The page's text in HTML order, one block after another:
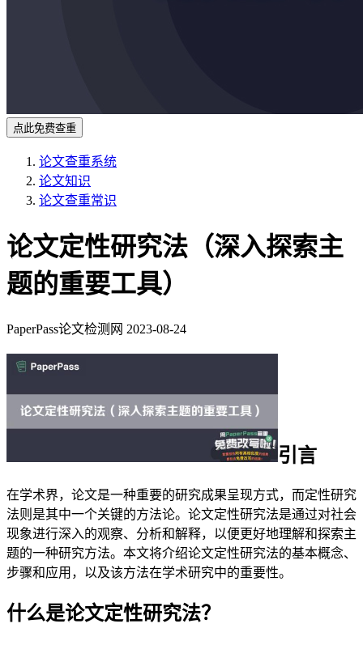
点此免费查重
论文查重系统
论文知识
论文查重常识
论文定性研究法（深入探索主
题的重要工具）
PaperPass论文检测网 2023-08-24
引言
在学术界，论文是一种重要的研究成果呈现方式，而定性研究
法则是其中一个关键的方法论。论文定性研究法是通过对社会
现象进行深入的观察、分析和解释，以便更好地理解和探索主
题的一种研究方法。本文将介绍论文定性研究法的基本概念、
步骤和应用，以及该方法在学术研究中的重要性。
什么是论文定性研究法？